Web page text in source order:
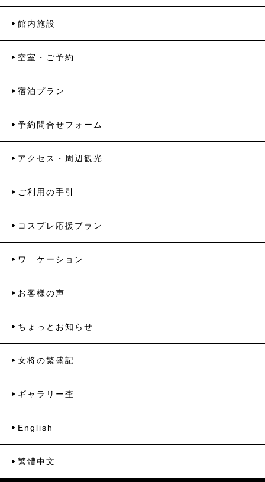
館内施設
空室・ご予約
宿泊プラン
予約問合せフォーム
アクセス・周辺観光
ご利用の手引
コスプレ応援プラン
ワ―ケーション
お客様の声
ちょっとお知らせ
女将の繁盛記
ギャラリー杢
English
繁體中文